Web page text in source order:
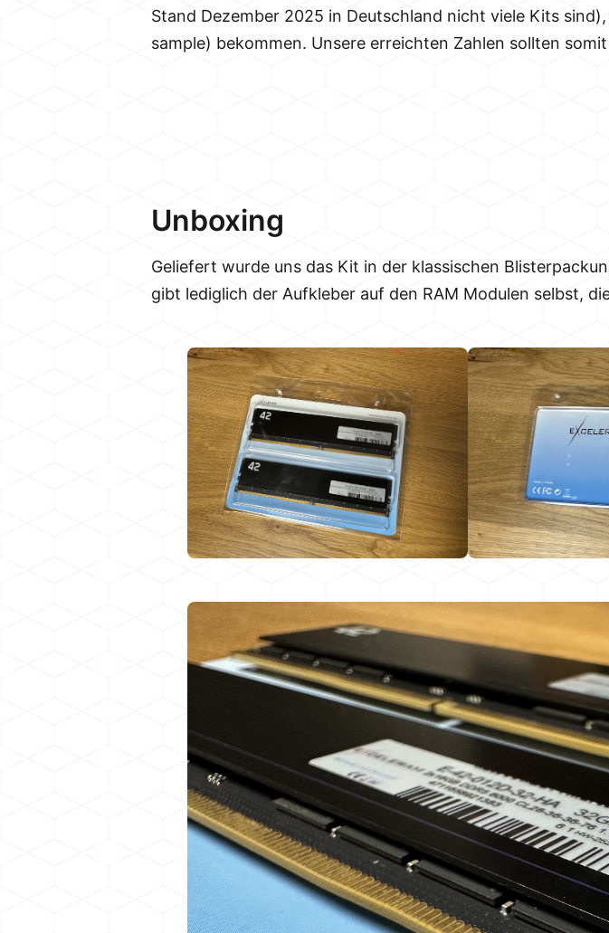
Stand Dezember 2025 in Deutschland nicht viele Kits
sample) bekommen. Unsere erreichten Zahlen sollten
Unboxing
Geliefert wurde uns das Kit in der klassischen
gibt lediglich der Aufkleber auf den RAM Modulen selbst,